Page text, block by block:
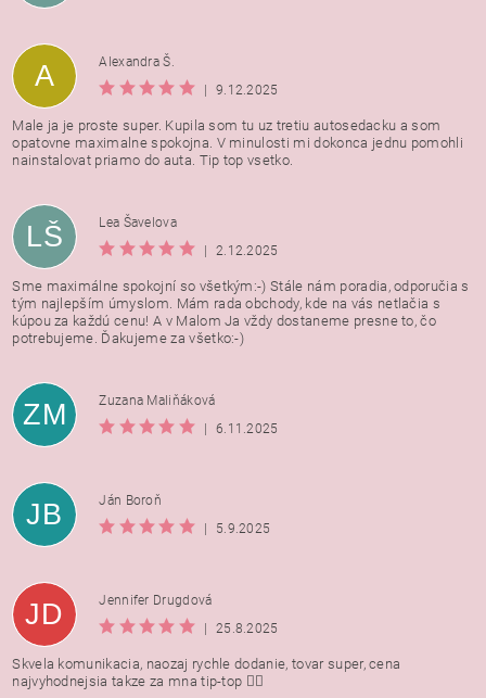
A
Alexandra Š.
9.12.2025
Male ja je proste super. Kupila som tu uz tretiu autosedacku a som
opatovne maximalne spokojna. V minulosti mi dokonca jednu pomohli
nainstalovat priamo do auta. Tip top vsetko.
LŠ
Lea Šavelova
2.12.2025
Sme maximálne spokojní so všetkým:-) Stále nám poradia, odporučia s
tým najlepším úmyslom. Mám rada obchody, kde na vás netlačia s
kúpou za každú cenu! A v Malom Ja vždy dostaneme presne to, čo
potrebujeme. Ďakujeme za všetko:-)
ZM
Zuzana Maliňáková
6.11.2025
JB
Ján Boroň
5.9.2025
JD
Jennifer Drugdová
25.8.2025
Skvela komunikacia, naozaj rychle dodanie, tovar super, cena
najvyhodnejsia takze za mna tip-top 👍🏻